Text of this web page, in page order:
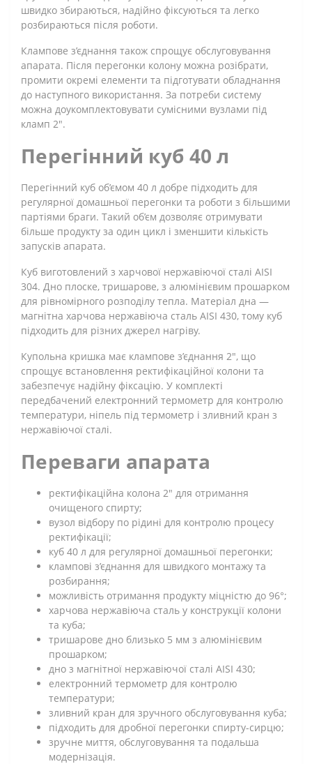
швидко збираються, надійно фіксуються та легко
розбираються після роботи.
Клампове з’єднання також спрощує обслуговування
апарата. Після перегонки колону можна розібрати,
промити окремі елементи та підготувати обладнання
до наступного використання. За потреби систему
можна доукомплектовувати сумісними вузлами під
кламп 2".
Перегінний куб 40 л
Перегінний куб об’ємом 40 л добре підходить для
регулярної домашньої перегонки та роботи з більшими
партіями браги. Такий об’єм дозволяє отримувати
більше продукту за один цикл і зменшити кількість
запусків апарата.
Куб виготовлений з харчової нержавіючої сталі AISI
304. Дно плоске, тришарове, з алюмінієвим прошарком
для рівномірного розподілу тепла. Матеріал дна —
магнітна харчова нержавіюча сталь AISI 430, тому куб
підходить для різних джерел нагріву.
Купольна кришка має клампове з’єднання 2", що
спрощує встановлення ректифікаційної колони та
забезпечує надійну фіксацію. У комплекті
передбачений електронний термометр для контролю
температури, ніпель під термометр і зливний кран з
нержавіючої сталі.
Переваги апарата
ректифікаційна колона 2" для отримання
очищеного спирту;
вузол відбору по рідині для контролю процесу
ректифікації;
куб 40 л для регулярної домашньої перегонки;
клампові з’єднання для швидкого монтажу та
розбирання;
можливість отримання продукту міцністю до 96°;
харчова нержавіюча сталь у конструкції колони
та куба;
тришарове дно близько 5 мм з алюмінієвим
прошарком;
дно з магнітної нержавіючої сталі AISI 430;
електронний термометр для контролю
температури;
зливний кран для зручного обслуговування куба;
підходить для дробної перегонки спирту-сирцю;
зручне миття, обслуговування та подальша
модернізація.